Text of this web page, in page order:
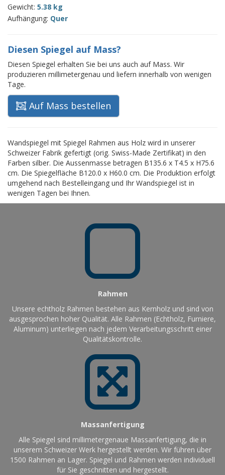
Gewicht: 5.38 kg
Aufhängung: Quer
Diesen Spiegel auf Mass?
Diesen Spiegel erhalten Sie bei uns auch auf Mass. Wir
produzieren millimetergenau und liefern innerhalb von wenigen
Tage.
Auf Mass bestellen
Wandspiegel mit Spiegel Rahmen aus Holz wird in unserer
Schweizer Fabrik gefertigt (orig. Swiss-Made Zertifikat) in den
Farben silber. Die Aussenmasse betragen B135.6 x T4.5 x H75.6
cm. Die Spiegelfläche B120.0 x H60.0 cm. Die Produktion erfolgt
umgehend nach Bestelleingang und Ihr Wandspiegel ist in
wenigen Tagen bei Ihnen.
Rahmen
Unsere echtholz Rahmen bestehen aus Kernholz und sind von
ausgesprochen hoher Qualität. Alle Rahmen (Echtholz, Furniere,
Aluminum) unterliegen nach jedem Verarbeitungsschritt einer
Qualitätskontrolle.
Massanfertigung
Alle Spiegel sind millimetergenaue Massanfertigung, die in
unserem Schweizer Werk hergestellt werden. Wir führen über
1500 Rahmen an Lager. Spiegel und Rahmen werden individuell
für Sie geschnitten und hergestellt.